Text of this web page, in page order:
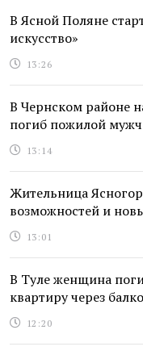
В Ясной Поляне
искусство»
13:26
В Чернском районе
погиб пожилой
13:14
Жительница
возможностей и
13:01
В Туле женщина
квартиру через
12:20